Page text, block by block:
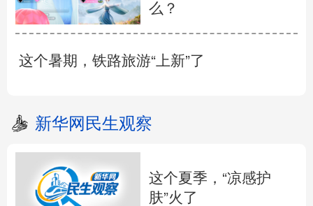
么？
这个暑期，铁路旅游“上新”了
新华网民生观察
这个夏季，“凉感护
肤”火了